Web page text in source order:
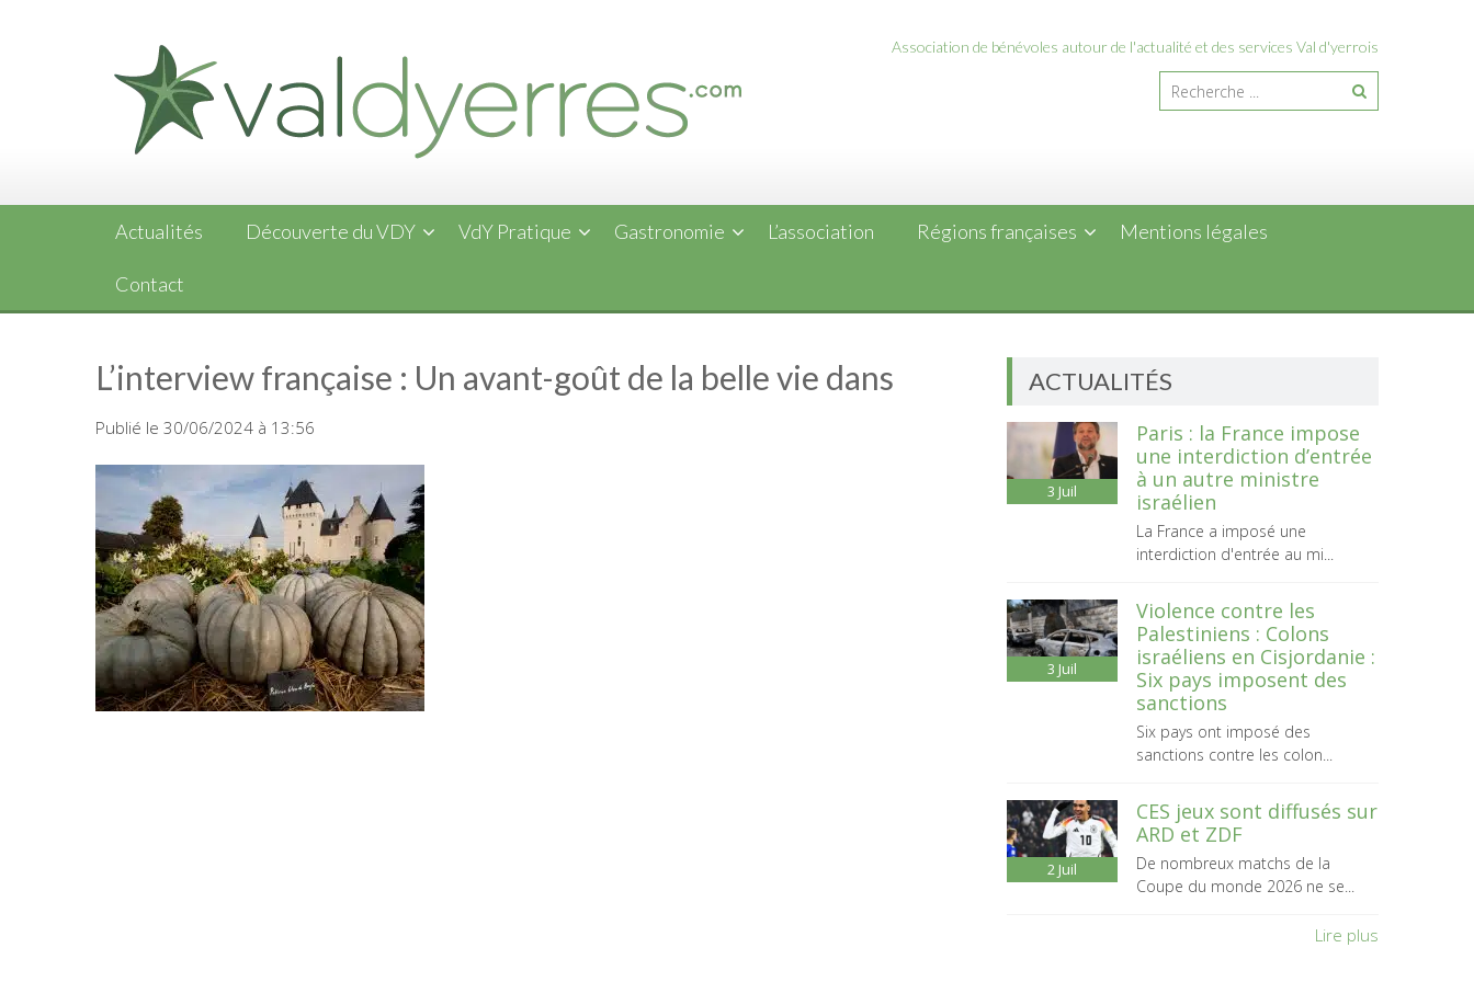
Association de bénévoles autour de l'actualité et des services Val d'yerrois
Actualités Découverte du VDY VdY Pratique Gastronomie L’association Régions françaises Mentions légales
Contact
L’interview française : Un avant-goût de la belle vie dans
Publié le 30/06/2024 à 13:56
ACTUALITÉS
3 Juil
Paris : la France impose
une interdiction d’entrée
à un autre ministre
israélien
La France a imposé une
interdiction d'entrée au mi...
3 Juil
Violence contre les
Palestiniens : Colons
israéliens en Cisjordanie :
Six pays imposent des
sanctions
Six pays ont imposé des
sanctions contre les colon...
2 Juil
CES jeux sont diffusés sur
ARD et ZDF
De nombreux matchs de la
Coupe du monde 2026 ne se...
Lire plus